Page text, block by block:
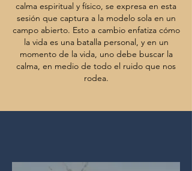
calma espiritual y físico, se expresa en esta
sesión que captura a la modelo sola en un
campo abierto. Esto a cambio enfatiza cómo
la vida es una batalla personal, y en un
momento de la vida, uno debe buscar la
calma, en medio de todo el ruido que nos
rodea.